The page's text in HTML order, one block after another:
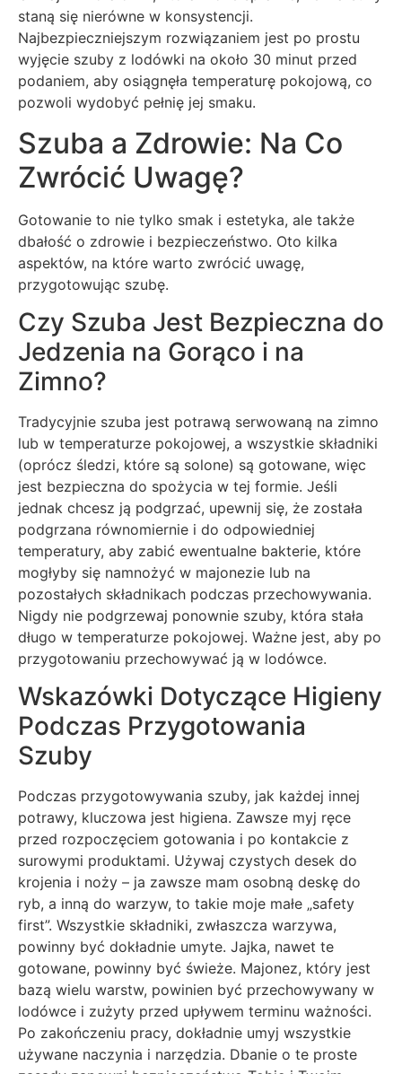
staną się nierówne w konsystencji.
Najbezpieczniejszym rozwiązaniem jest po prostu
wyjęcie szuby z lodówki na około 30 minut przed
podaniem, aby osiągnęła temperaturę pokojową, co
pozwoli wydobyć pełnię jej smaku.
Szuba a Zdrowie: Na Co
Zwrócić Uwagę?
Gotowanie to nie tylko smak i estetyka, ale także
dbałość o zdrowie i bezpieczeństwo. Oto kilka
aspektów, na które warto zwrócić uwagę,
przygotowując szubę.
Czy Szuba Jest Bezpieczna do
Jedzenia na Gorąco i na
Zimno?
Tradycyjnie szuba jest potrawą serwowaną na zimno
lub w temperaturze pokojowej, a wszystkie składniki
(oprócz śledzi, które są solone) są gotowane, więc
jest bezpieczna do spożycia w tej formie. Jeśli
jednak chcesz ją podgrzać, upewnij się, że została
podgrzana równomiernie i do odpowiedniej
temperatury, aby zabić ewentualne bakterie, które
mogłyby się namnożyć w majonezie lub na
pozostałych składnikach podczas przechowywania.
Nigdy nie podgrzewaj ponownie szuby, która stała
długo w temperaturze pokojowej. Ważne jest, aby po
przygotowaniu przechowywać ją w lodówce.
Wskazówki Dotyczące Higieny
Podczas Przygotowania
Szuby
Podczas przygotowywania szuby, jak każdej innej
potrawy, kluczowa jest higiena. Zawsze myj ręce
przed rozpoczęciem gotowania i po kontakcie z
surowymi produktami. Używaj czystych desek do
krojenia i noży – ja zawsze mam osobną deskę do
ryb, a inną do warzyw, to takie moje małe „safety
first”. Wszystkie składniki, zwłaszcza warzywa,
powinny być dokładnie umyte. Jajka, nawet te
gotowane, powinny być świeże. Majonez, który jest
bazą wielu warstw, powinien być przechowywany w
lodówce i zużyty przed upływem terminu ważności.
Po zakończeniu pracy, dokładnie umyj wszystkie
używane naczynia i narzędzia. Dbanie o te proste